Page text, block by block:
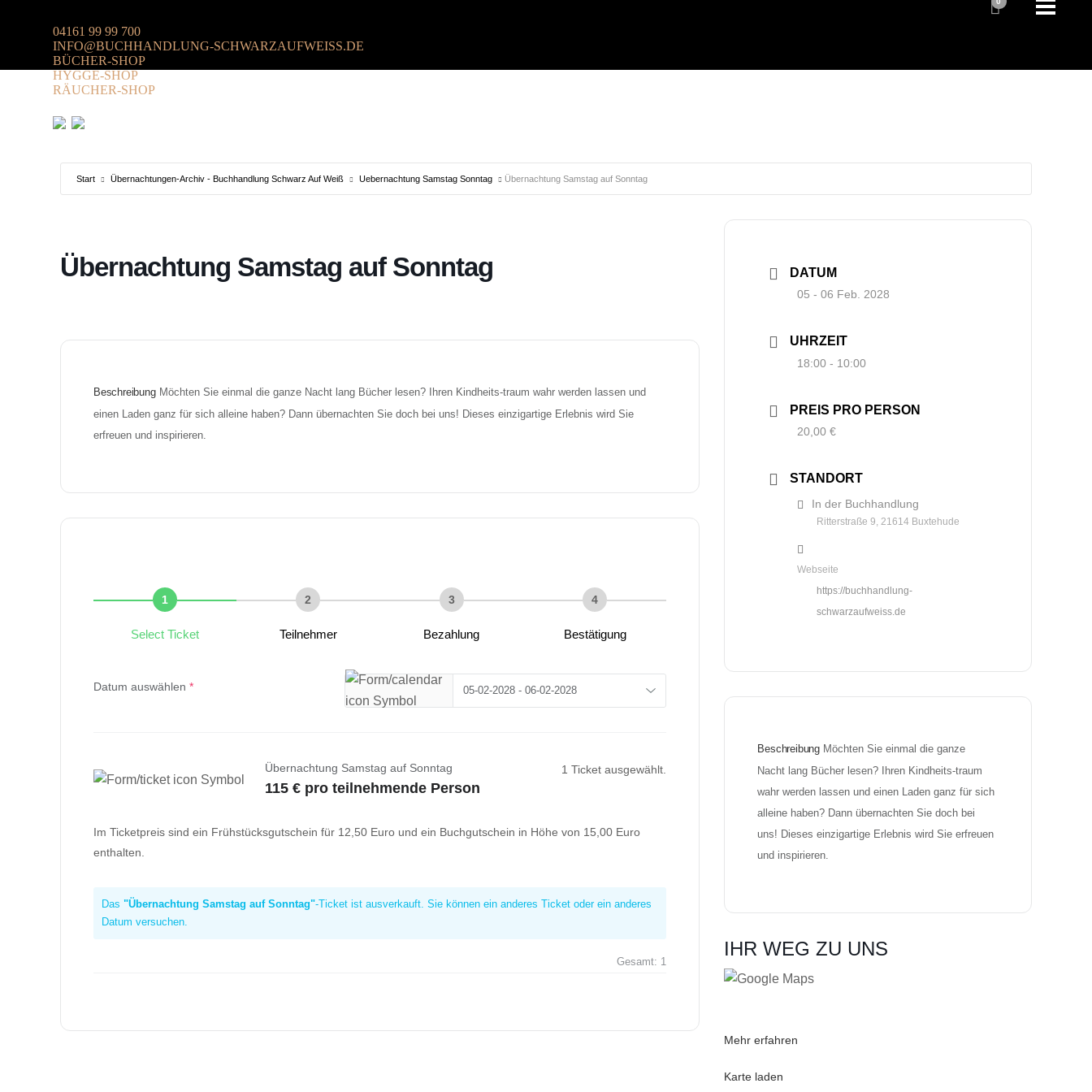
04161 99 99 700
INFO@BUCHHANDLUNG-SCHWARZAUFWEISS.DE
BÜCHER-SHOP
HYGGE-SHOP
RÄUCHER-SHOP
Start Übernachtungen-Archiv - Buchhandlung Schwarz Auf Weiß Uebernachtung Samstag Sonntag Übernachtung Samstag auf Sonntag
Übernachtung Samstag auf Sonntag
Beschreibung Möchten Sie einmal die ganze Nacht lang Bücher lesen? Ihren Kindheits-traum wahr werden lassen und
einen Laden ganz für sich alleine haben? Dann übernachten Sie doch bei uns! Dieses einzigartige Erlebnis wird Sie
erfreuen und inspirieren.
1
Select Ticket
2
Teilnehmer
3
Bezahlung
4
Bestätigung
Datum auswählen *
Übernachtung Samstag auf Sonntag
115 € pro teilnehmende Person
1 Ticket ausgewählt.
Im Ticketpreis sind ein Frühstücksgutschein für 12,50 Euro und ein Buchgutschein in Höhe von 15,00 Euro
enthalten.
Das "Übernachtung Samstag auf Sonntag"-Ticket ist ausverkauft. Sie können ein anderes Ticket oder ein anderes
Datum versuchen.
Gesamt: 1
DATUM
05 - 06 Feb. 2028
UHRZEIT
18:00 - 10:00
PREIS PRO PERSON
20,00 €
STANDORT
In der Buchhandlung
Ritterstraße 9, 21614 Buxtehude
Webseite
https://buchhandlung-
schwarzaufweiss.de
Beschreibung Möchten Sie einmal die ganze
Nacht lang Bücher lesen? Ihren Kindheits-traum
wahr werden lassen und einen Laden ganz für sich
alleine haben? Dann übernachten Sie doch bei
uns! Dieses einzigartige Erlebnis wird Sie erfreuen
und inspirieren.
IHR WEG ZU UNS
Mehr erfahren
Karte laden